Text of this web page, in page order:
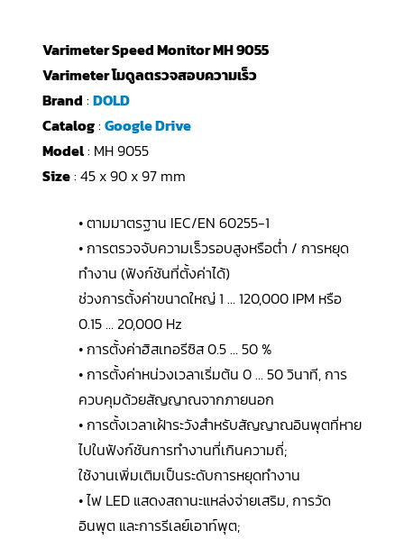
Varimeter Speed Monitor MH 9055
Varimeter โมดูลตรวจสอบความเร็ว
Brand : DOLD
Catalog: Google Drive
Model: MH 9055
Size: 45 x 90 x 97 mm
• ตามมาตรฐาน IEC/EN 60255-1
• การตรวจจับความเร็วรอบสูงหรือต่ำ / การหยุด
ทำงาน (ฟังก์ชันที่ตั้งค่าได้)
ช่วงการตั้งค่าขนาดใหญ่ 1 … 120,000 IPM หรือ
0.15 … 20,000 Hz
• การตั้งค่าฮิสเทอรีซิส 0.5 … 50 %
• การตั้งค่าหน่วงเวลาเริ่มต้น 0 … 50 วินาที, การ
ควบคุมด้วยสัญญาณจากภายนอก
• การตั้งเวลาเฝ้าระวังสำหรับสัญญาณอินพุตที่หาย
ไปในฟังก์ชันการทำงานที่เกินความถี่;
ใช้งานเพิ่มเติมเป็นระดับการหยุดทำงาน
• ไฟ LED แสดงสถานะแหล่งจ่ายเสริม, การวัด
อินพุต และการรีเลย์เอาท์พุต;